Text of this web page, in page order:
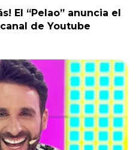
El “Pelao” anuncia el
de Youtube